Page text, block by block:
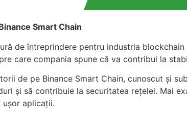
Smart Chain
de întreprindere pentru industria
care compania spune că va contribui la
de pe Binance Smart Chain, cunoscut și
și să contribuie la securitatea rețelei. Mai
aplicații.